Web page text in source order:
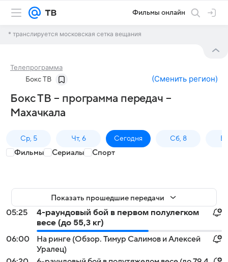
Фильмы онлайн
* транслируется московская сетка вещания
Телепрограмма
Бокс ТВ (Сменить регион)
Бокс ТВ – программа передач –
Махачкала
Ср, 5 Чт, 6 Сегодня Сб, 8
Фильмы Сериалы Спорт
Показать прошедшие передачи
05:25
4-раундовый бой в первом полулегком
весе (до 55,3 кг)
06:00
На ринге (Обзор. Тимур Салимов и Алексей
Уралец)